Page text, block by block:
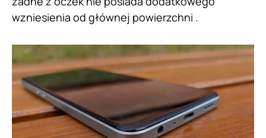
wzniesienia od głównej powierzchni .